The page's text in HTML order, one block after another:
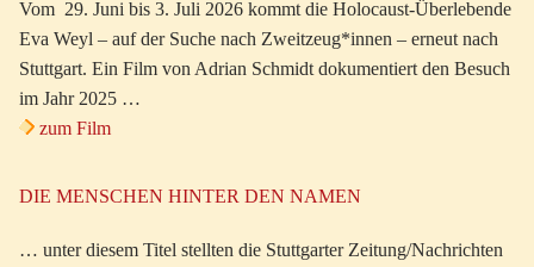
Vom 29. Juni bis 3. Juli 2026 kommt die Holocaust-Überlebende
Eva Weyl – auf der Suche nach Zweitzeug*innen – erneut nach
Stuttgart. Ein Film von Adrian Schmidt dokumentiert den Besuch
im Jahr 2025 …
zum Film
DIE MENSCHEN HINTER DEN NAMEN
… unter diesem Titel stellten die Stuttgarter Zeitung/Nachrichten